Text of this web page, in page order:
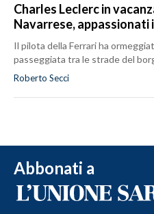
Charles Leclerc in
Navarrese, appassionati
Il pilota della Ferrari ha
passeggiata tra le strade del
Roberto Secci
Abbonati a